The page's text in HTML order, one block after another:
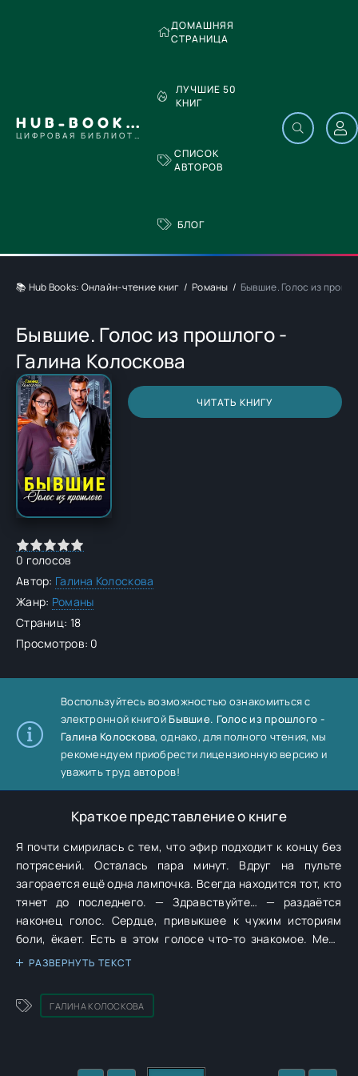
HUB-BOOKS.COM
ЦИФРОВАЯ БИБЛИОТЕКА
ДОМАШНЯЯ
СТРАНИЦА
ЛУЧШИЕ 50
КНИГ
СПИСОК
АВТОРОВ
БЛОГ
📚 Hub Books: Онлайн-чтение книг Романы Бывшие. Голос из
Бывшие. Голос из прошлого -
Галина Колоскова
ЧИТАТЬ КНИГУ
0 голосов
Автор: Галина Колоскова
Жанр: Романы
Страниц: 18
Просмотров: 0
Воспользуйтесь возможностью ознакомиться с
электронной книгой Бывшие. Голос из прошлого -
Галина Колоскова, однако, для полного чтения, мы
рекомендуем приобрести лицензионную версию и
уважить труд авторов!
Краткое представление о книге
Я почти смирилась с тем, что эфир подходит к концу без
потрясений. Осталась пара минут. Вдруг на пульте
загорается ещё одна лампочка. Всегда находится тот, кто
тянет до последнего. — Здравствуйте… — раздаётся
наконец голос. Сердце, привыкшее к чужим историям
боли, ёкает. Есть в этом голосе что-то знакомое. Меня
словно пронзает молния. Я не дышу. — Говорите, —
чужим, доносящимся из-за спины. — Я… я не знаю, зачем
звоню, — говорит он, и каждый слог отдаётся в висках
сегодня… дата. Он замолкает. Я слышу, его протяжный
РАЗВЕРНУТЬ ТЕКСТ
ГАЛИНА КОЛОСКОВА